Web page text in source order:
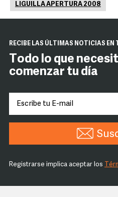
LIGUILLA APERTURA 2008
RECIBE LAS ÚLTIMAS NOTICIAS EN
Todo lo que
comenzar tu día
Registrarse implica aceptar los